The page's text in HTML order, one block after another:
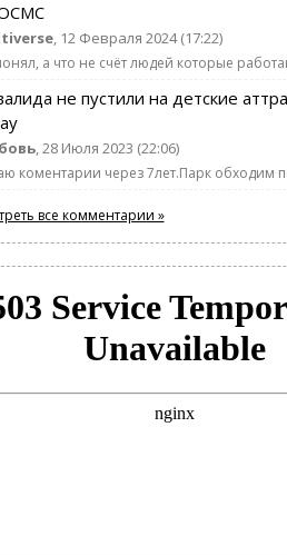
, 12 Февраля 2024 (17:22)
а что не счёт людей которые
не пустили на детские
, 28 Июля 2023 (22:06)
коментарии через 7лет.Парк обходим
все комментарии »